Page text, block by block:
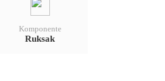
Komponente
Ruksak